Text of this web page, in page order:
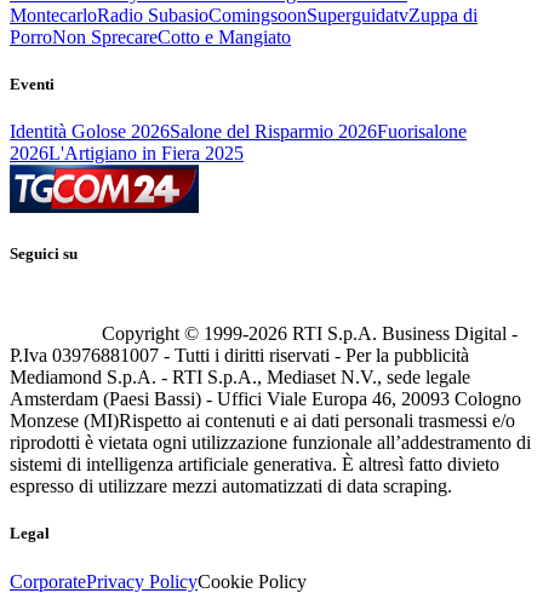
MontecarloRadio SubasioComingsoonSuperguidatvZuppa di
PorroNon SprecareCotto e Mangiato
Eventi
Identità Golose 2026Salone del Risparmio 2026Fuorisalone
2026L'Artigiano in Fiera 2025
Seguici su
Copyright © 1999-2026 RTI S.p.A. Business Digital -
P.Iva 03976881007 - Tutti i diritti riservati - Per la pubblicità
Mediamond S.p.A. - RTI S.p.A., Mediaset N.V., sede legale
Amsterdam (Paesi Bassi) - Uffici Viale Europa 46, 20093 Cologno
Monzese (MI)Rispetto ai contenuti e ai dati personali trasmessi e/o
riprodotti è vietata ogni utilizzazione funzionale all’addestramento di
sistemi di intelligenza artificiale generativa. È altresì fatto divieto
espresso di utilizzare mezzi automatizzati di data scraping.
Legal
CorporatePrivacy PolicyCookie Policy